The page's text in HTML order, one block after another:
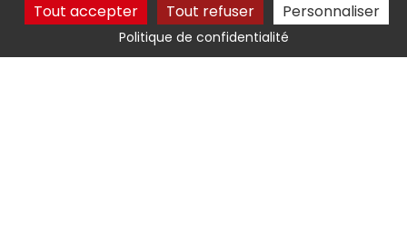
Tout accepter
Tout refuser Personnaliser
Politique de confidentialité